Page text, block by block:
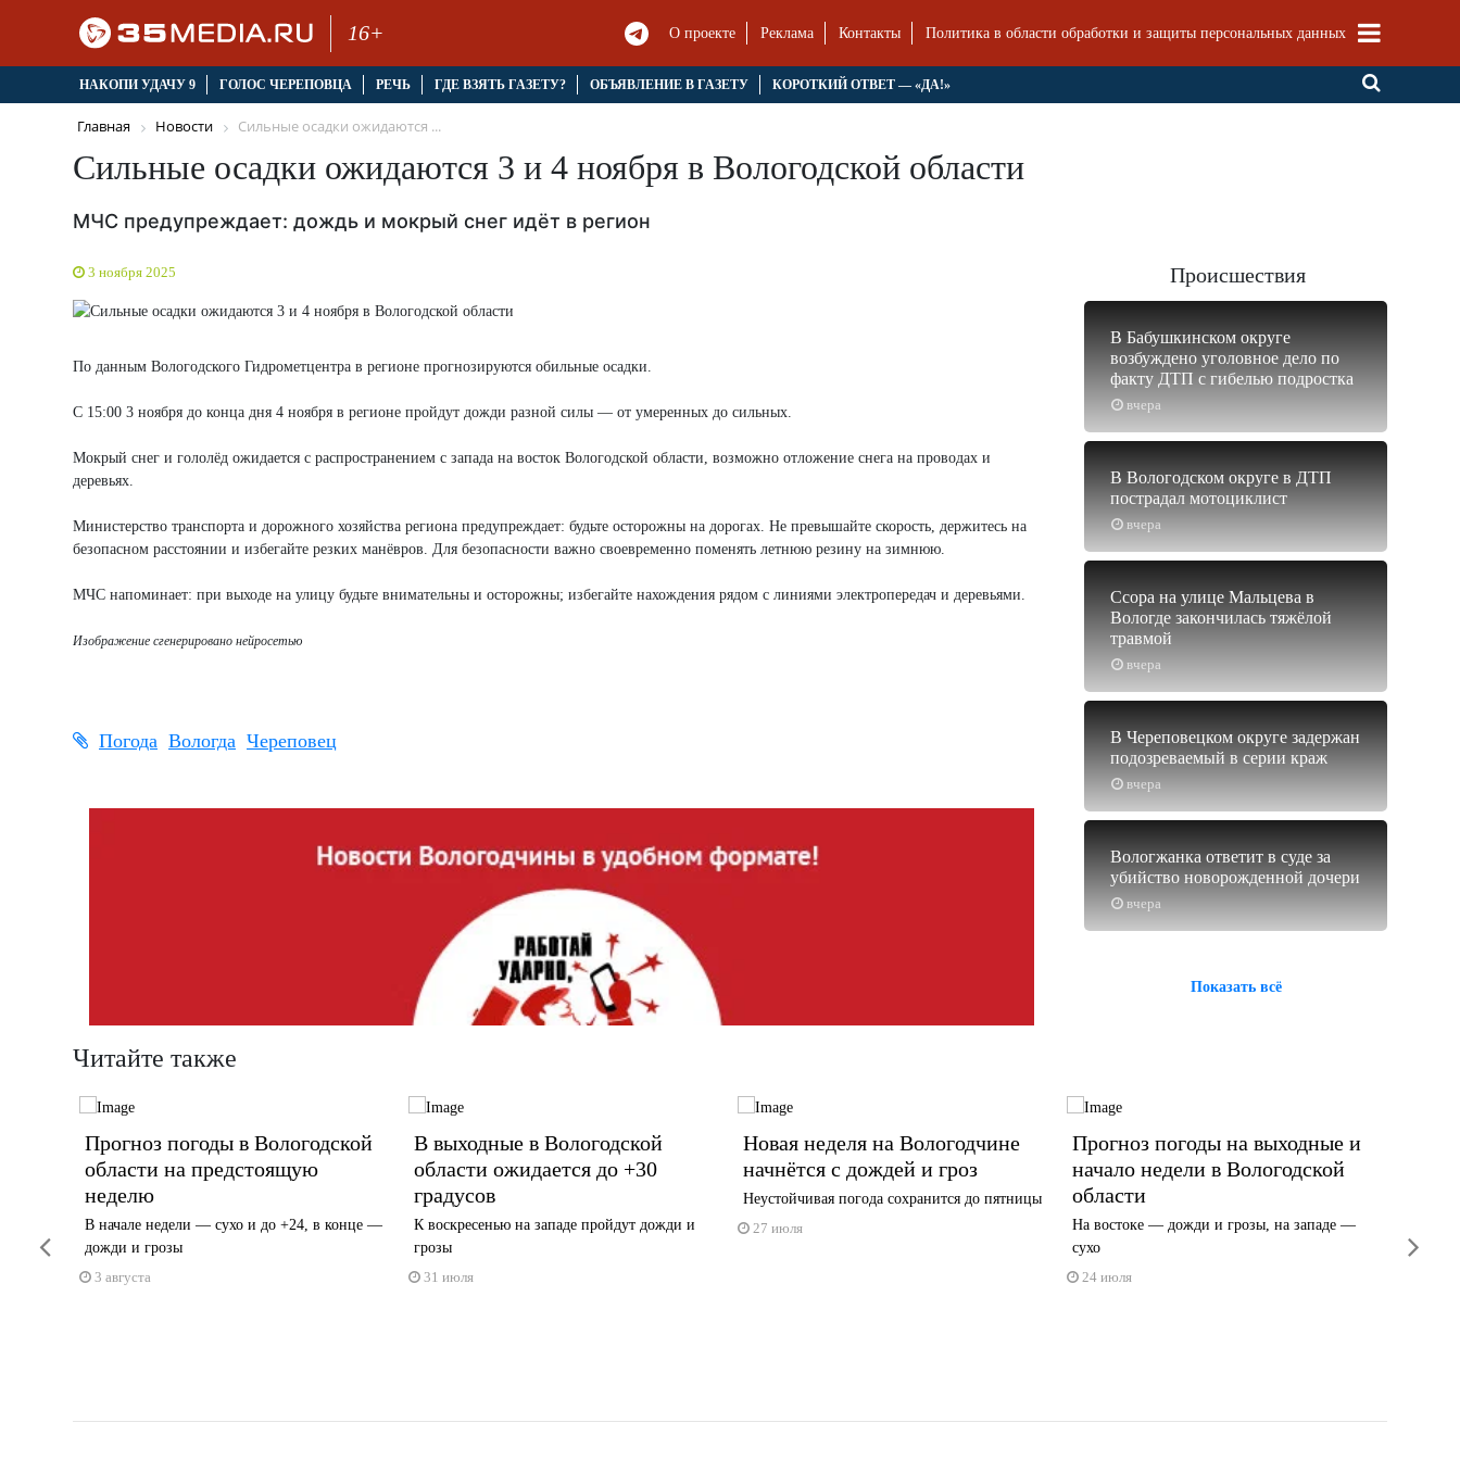
16+ О проекте Реклама Контакты Политика в области обработки и защиты персональных данных
НАКОПИ УДАЧУ 9 ГОЛОС ЧЕРЕПОВЦА РЕЧЬ ГДЕ ВЗЯТЬ ГАЗЕТУ? ОБЪЯВЛЕНИЕ В ГАЗЕТУ КОРОТКИЙ ОТВЕТ — «ДА!»
Главная Новости Сильные осадки ожидаются ...
Сильные осадки ожидаются 3 и 4 ноября в Вологодской области
МЧС предупреждает: дождь и мокрый снег идёт в регион
3 ноября 2025
По данным Вологодского Гидрометцентра в регионе прогнозируются обильные осадки.
С 15:00 3 ноября до конца дня 4 ноября в регионе пройдут дожди разной силы — от умеренных до сильных.
Мокрый снег и гололёд ожидается с распространением с запада на восток Вологодской области, возможно отложение снега на проводах и
деревьях.
Министерство транспорта и дорожного хозяйства региона предупреждает: будьте осторожны на дорогах. Не превышайте скорость, держитесь на
безопасном расстоянии и избегайте резких манёвров. Для безопасности важно своевременно поменять летнюю резину на зимнюю.
МЧС напоминает: при выходе на улицу будьте внимательны и осторожны; избегайте нахождения рядом с линиями электропередач и деревьями.
Изображение сгенерировано нейросетью
Погода Вологда Череповец
Происшествия
вчера
В Бабушкинском округе
возбуждено уголовное дело по
факту ДТП с гибелью подростка
вчера
В Вологодском округе в ДТП
пострадал мотоциклист
вчера
Ссора на улице Мальцева в
Вологде закончилась тяжёлой
травмой
вчера
В Череповецком округе задержан
подозреваемый в серии краж
вчера
Вологжанка ответит в суде за
убийство новорожденной дочери
Показать всё
Читайте также
Прогноз погоды в Вологодской
области на предстоящую
неделю
В начале недели — сухо и до +24, в конце —
дожди и грозы
3 августа
В выходные в Вологодской
области ожидается до +30
градусов
К воскресенью на западе пройдут дожди и
грозы
31 июля
Новая неделя на Вологодчине
начнётся с дождей и гроз
Неустойчивая погода сохранится до пятницы
27 июля
Прогноз погоды на выходные и
начало недели в Вологодской
области
На востоке — дожди и грозы, на западе —
сухо
24 июля
20 июля